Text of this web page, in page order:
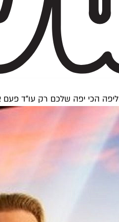
הכי יפה שלכם רק עו"ד